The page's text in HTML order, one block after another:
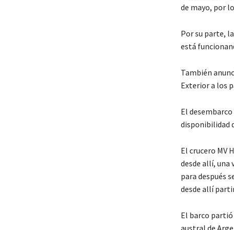
de mayo, por
Por su parte,
está
También
Exterior a los
El
disponibilidad
El crucero MV
desde allí, una
para después
desde allí
El barco partió
austral de